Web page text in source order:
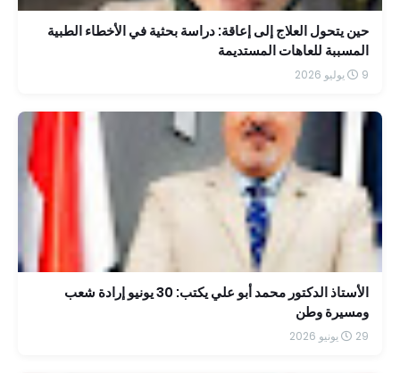
حين يتحول العلاج إلى إعاقة: دراسة بحثية في الأخطاء الطبية
المسببة للعاهات المستديمة
9 يوليو 2026
الأستاذ الدكتور محمد أبو علي يكتب: 30 يونيو إرادة شعب
ومسيرة وطن
29 يونيو 2026